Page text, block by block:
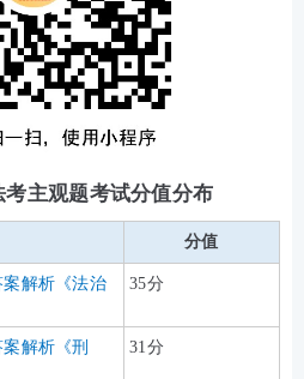
考主观题考试分值分布
分值
解析《法治
35分
解析《刑
31分